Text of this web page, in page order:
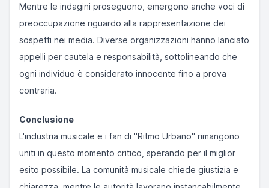
Mentre le indagini proseguono, emergono anche voci di
preoccupazione riguardo alla rappresentazione dei
sospetti nei media. Diverse organizzazioni hanno lanciato
appelli per cautela e responsabilità, sottolineando che
ogni individuo è considerato innocente fino a prova
contraria.
Conclusione
L'industria musicale e i fan di "Ritmo Urbano" rimangono
uniti in questo momento critico, sperando per il miglior
esito possibile. La comunità musicale chiede giustizia e